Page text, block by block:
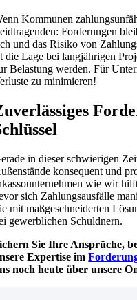
Kommunen
Forderungen
und das Risiko von
die Lage bei langjährigen
Belastung werden. Für
zu minimieren!
in dieser schwierigen
konsequent und
wie wir
sich Zahlungsausfälle
mit maßgeschneiderten
gewerblichen Schuldnern.
Sie Ihre Ansprüche,
Expertise im
noch heute über unsere